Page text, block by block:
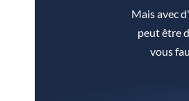
Mais avec
peut être
vous